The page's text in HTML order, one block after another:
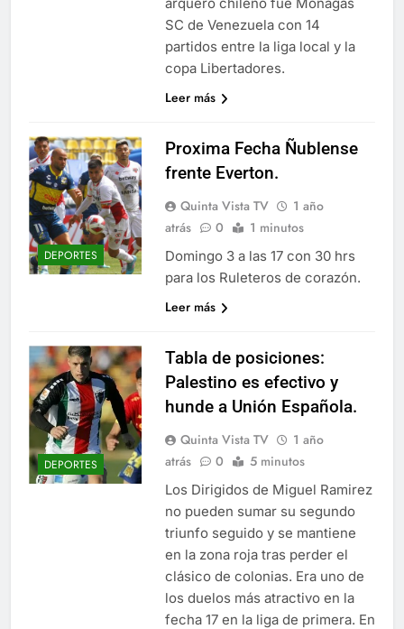
SC de Venezuela con 14
partidos entre la liga local y la
copa Libertadores.
Leer más
DEPORTES
Proxima Fecha Ñublense
frente Everton.
Quinta Vista TV
1 año
atrás
0 1 minutos
Domingo 3 a las 17 con 30 hrs
para los Ruleteros de corazón.
Leer más
DEPORTES
Tabla de posiciones:
Palestino es efectivo y
hunde a Unión Española.
Quinta Vista TV
1 año
atrás
0 5 minutos
Los Dirigidos de Miguel Ramirez
no pueden sumar su segundo
triunfo seguido y se mantiene
en la zona roja tras perder el
clásico de colonias. Era uno de
los duelos más atractivo en la
fecha 17 en la liga de primera. En